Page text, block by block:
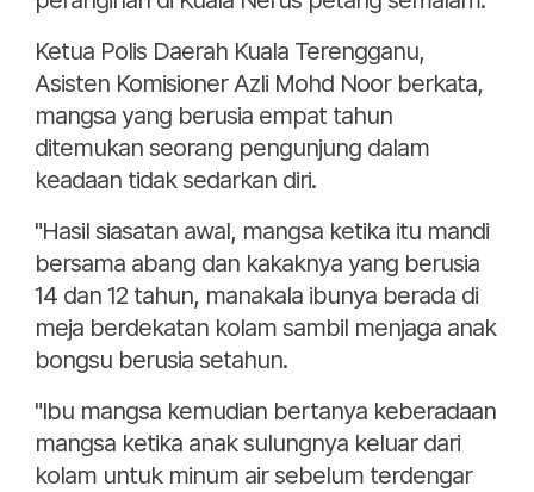
Ketua Polis Daerah Kuala Terengganu,
Asisten Komisioner Azli Mohd Noor berkata,
mangsa yang berusia empat tahun
ditemukan seorang pengunjung dalam
keadaan tidak sedarkan diri.
"Hasil siasatan awal, mangsa ketika itu mandi
bersama abang dan kakaknya yang berusia
14 dan 12 tahun, manakala ibunya berada di
meja berdekatan kolam sambil menjaga anak
bongsu berusia setahun.
"Ibu mangsa kemudian bertanya keberadaan
mangsa ketika anak sulungnya keluar dari
kolam untuk minum air sebelum terdengar